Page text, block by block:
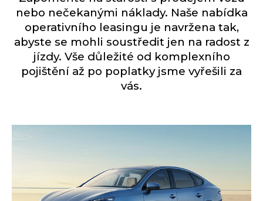
nebo nečekanými náklady. Naše nabídka
operativního leasingu je navržena tak,
abyste se mohli soustředit jen na radost z
jízdy. Vše důležité od komplexního
pojištění až po poplatky jsme vyřešili za
vás.